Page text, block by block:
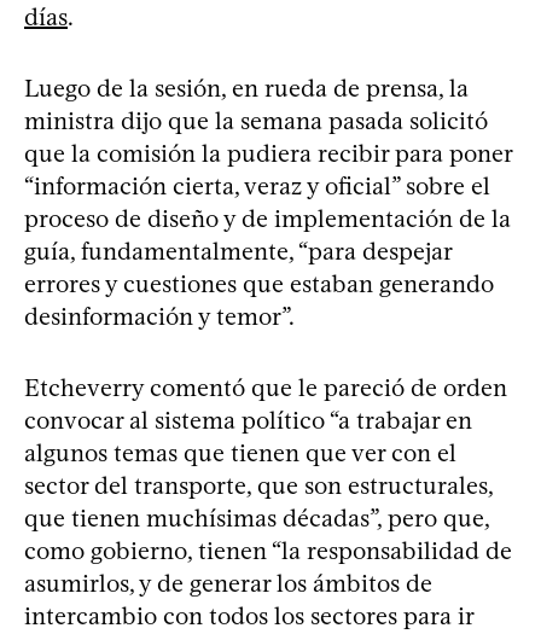
días.
Luego de la sesión, en rueda de prensa, la
ministra dijo que la semana pasada solicitó
que la comisión la pudiera recibir para poner
“información cierta, veraz y oficial” sobre el
proceso de diseño y de implementación de la
guía, fundamentalmente, “para despejar
errores y cuestiones que estaban generando
desinformación y temor”.
Etcheverry comentó que le pareció de orden
convocar al sistema político “a trabajar en
algunos temas que tienen que ver con el
sector del transporte, que son estructurales,
que tienen muchísimas décadas”, pero que,
como gobierno, tienen “la responsabilidad de
asumirlos, y de generar los ámbitos de
intercambio con todos los sectores para ir